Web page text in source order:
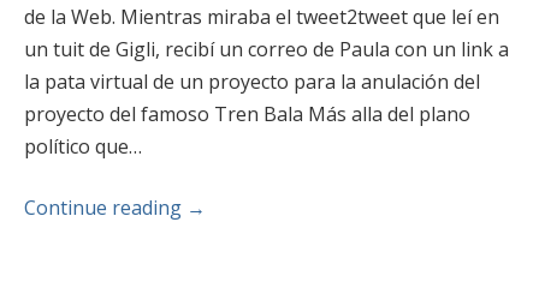
de la Web. Mientras miraba el tweet2tweet que leí en
un tuit de Gigli, recibí un correo de Paula con un link a
la pata virtual de un proyecto para la anulación del
proyecto del famoso Tren Bala Más alla del plano
político que…
Continue reading →